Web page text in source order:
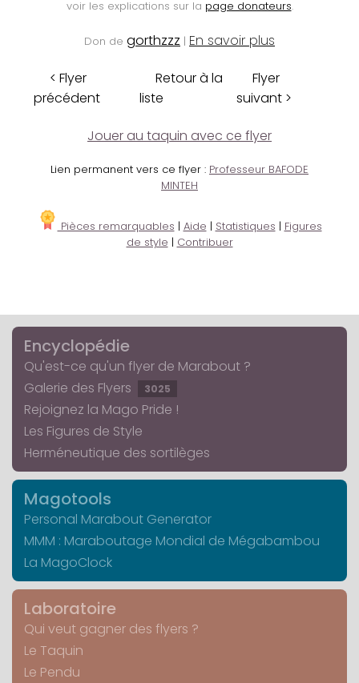
voir les explications sur la page donateurs.
Don de gorthzzz | En savoir plus
< Flyer
précédent
Retour à la
liste
Flyer
suivant >
Jouer au taquin avec ce flyer
Lien permanent vers ce flyer : Professeur BAFODE
MINTEH
Pièces remarquables | Aide | Statistiques | Figures
de style | Contribuer
Encyclopédie
Qu'est-ce qu'un flyer de Marabout ?
Galerie des Flyers
3025
Rejoignez la Mago Pride !
Les Figures de Style
Herméneutique des sortilèges
Magotools
Personal Marabout Generator
MMM : Maraboutage Mondial de Mégabambou
La MagoClock
Laboratoire
Qui veut gagner des flyers ?
Le Taquin
Le Pendu